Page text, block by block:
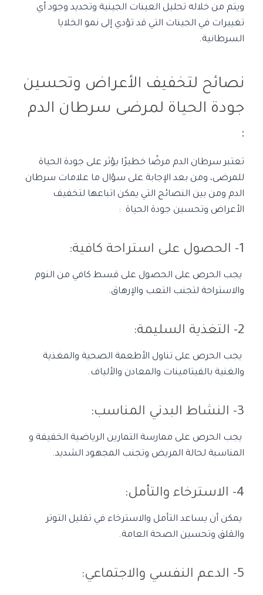
ويتم من خلاله تحليل العينات الجينية وتحديد وجود أي
تغييرات في الجينات التي قد تؤدي إلى نمو الخلايا
السرطانية.
نصائح لتخفيف الأعراض وتحسين
جودة الحياة لمرضى سرطان الدم
:
تعتبر سرطان الدم مرضًا خطيرًا يؤثر على جودة الحياة
للمرضى، ومن بعد الإجابة على سؤال ما علامات سرطان
الدم ومن بين النصائح التي يمكن اتباعها لتخفيف
الأعراض وتحسين جودة الحياة :
1- الحصول على استراحة كافية:
يجب الحرص على الحصول على قسط كافي من النوم
والاستراحة لتجنب التعب والإرهاق.
2- التغذية السليمة:
يجب الحرص على تناول الأطعمة الصحية والمغذية
والغنية بالفيتامينات والمعادن والألياف.
3- النشاط البدني المناسب:
يجب الحرص على ممارسة التمارين الرياضية الخفيفة و
المناسبة لحالة المريض وتجنب المجهود الشديد.
4- الاسترخاء والتأمل:
يمكن أن يساعد التأمل والاسترخاء في تقليل التوتر
والقلق وتحسين الصحة العامة.
5- الدعم النفسي والاجتماعي: